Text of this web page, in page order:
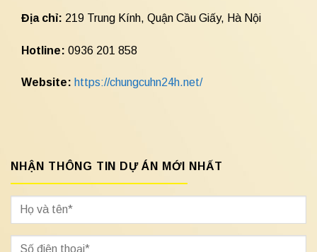
Địa chỉ: 219 Trung Kính, Quận Cầu Giấy, Hà Nội
Hotline: 0936 201 858
Website: https://chungcuhn24h.net/
NHẬN THÔNG TIN DỰ ÁN MỚI NHẤT